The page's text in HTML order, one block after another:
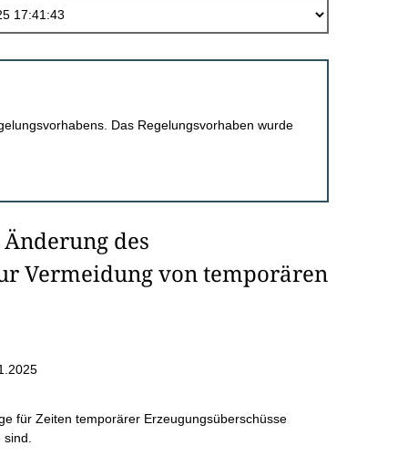
Das Regelungsvorhaben wurde
des
Vermeidung von temporären
für Zeiten temporärer Erzeugungsüberschüsse